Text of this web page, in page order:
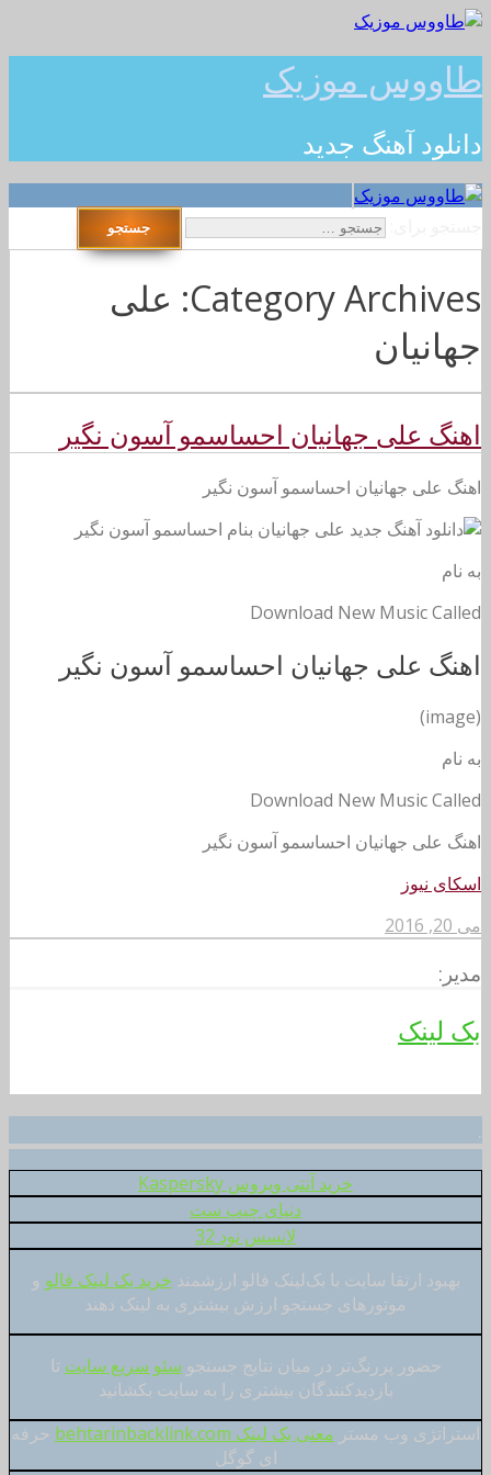
طاووس موزیک
دانلود آهنگ جدید
Category Archives: علی
جهانیان
اهنگ علی جهانیان احساسمو آسون نگیر
اهنگ علی جهانیان احساسمو آسون نگیر
به نام
Download New Music Called
اهنگ علی جهانیان احساسمو آسون نگیر
(image)
به نام
Download New Music Called
اهنگ علی جهانیان احساسمو آسون نگیر
اسکای نیوز
می 20, 2016
مدیر:
بک لینک
.
خرید آنتی ویروس Kaspersky
دنیای چیپ ست
لانسس نود 32
بهبود ارتقا سایت با بک‌لینک فالو ارزشمند خرید بک لینک فالو و
موتورهای جستجو ارزش بیشتری به لینک دهند
حضور پررنگ‌تر در میان نتایج جستجو سئو سریع سایت تا
بازدیدکنندگان بیشتری را به سایت بکشانید
استراتژی وب مستر معنی بک لینک behtarinbacklink.com
حرفه
ای گوگل